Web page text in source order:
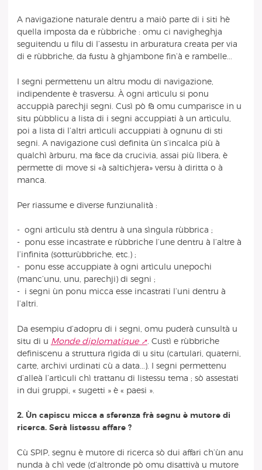
A navigazione naturale dentru a maiò parte di i siti hè
quella imposta da e rùbbriche : omu ci navigheghja
seguitendu u filu di l’assestu in arburatura creata per via
di e rùbbriche, da fustu à ghjambone fin’à e rambelle...
I segni permettenu un altru modu di navigazione,
indipendente è trasversu. À ogni artìculu si ponu
accuppià parechji segni. Cusì pò fà omu cumparisce in u
situ pùbblicu a lista di i segni accuppiati à un artìculu,
poi a lista di l’altri artìculi accuppiati à ognunu di sti
segni. A navigazione cusì definita ùn s’incalca più à
qualchì àrburu, ma face da crucivia, assai più lìbera, è
permette di move si «à saltichjera» versu à diritta o à
manca.
Per riassume e diverse funziunalità :
- ogni artìculu stà dentru à una sìngula rùbbrica ;
- ponu esse incastrate e rùbbriche l’une dentru à l’altre à
l’infinita (sotturùbbriche, etc.) ;
- ponu esse accuppiate à ogni artìculu unepochi
(manc’unu, unu, parechji) di segni ;
- i segni ùn ponu micca esse incastrati l’uni dentru à
l’altri.
Da esempiu d’adopru di i segni, omu puderà cunsultà u
situ di u Monde diplomatique
. Custì e rùbbriche
definiscenu a struttura rìgida di u situ (cartulari, quaterni,
carte, archivi urdinati cù a data...). I segni permettenu
d’alleà l’artìculi chì trattanu di listessu tema ; sò assestati
in dui gruppi, « sugetti » è « paesi ».
2. Ùn capiscu micca a sferenza frà segnu è mutore di
ricerca. Serà listessu affare ?
Cù SPIP, segnu è mutore di ricerca sò dui affari ch’ùn anu
nunda à chì vede (d’altronde pò omu disattivà u mutore